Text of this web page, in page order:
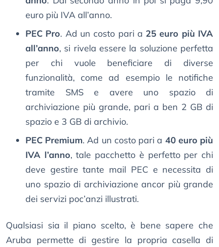
euro più IVA all’anno.
PEC Pro. Ad un costo pari a 25 euro più IVA
all’anno, si rivela essere la soluzione perfetta
per chi vuole beneficiare di diverse
funzionalità, come ad esempio le notifiche
tramite SMS e avere uno spazio di
archiviazione più grande, pari a ben 2 GB di
spazio e 3 GB di archivio.
PEC Premium. Ad un costo pari a 40 euro più
IVA l’anno, tale pacchetto è perfetto per chi
deve gestire tante mail PEC e necessita di
uno spazio di archiviazione ancor più grande
dei servizi poc’anzi illustrati.
Qualsiasi sia il piano scelto, è bene sapere che
Aruba permette di gestire la propria casella di